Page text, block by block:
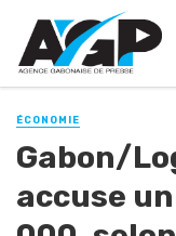
ÉCONOMIE
Gabon/
accuse